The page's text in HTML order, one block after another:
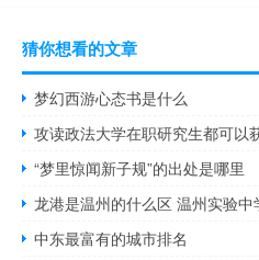
猜你想看的文章
梦幻西游心态书是什么
攻读政法大学在职研究生都可以
“梦里惊闻新子规”的出处是哪里
龙港是温州的什么区 温州实验中
中东最富有的城市排名